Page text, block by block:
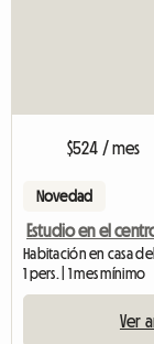
$524 / mes
Novedad
Estudio en el
Habitación en casa
1 pers. | 1 mes mínimo
Ver